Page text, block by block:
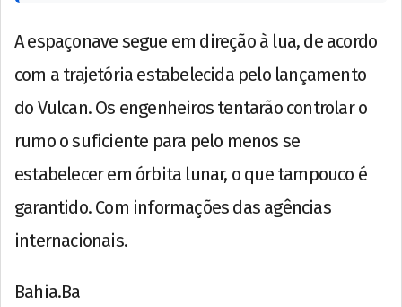
A espaçonave segue em direção à lua, de acordo
com a trajetória estabelecida pelo lançamento
do Vulcan. Os engenheiros tentarão controlar o
rumo o suficiente para pelo menos se
estabelecer em órbita lunar, o que tampouco é
garantido. Com informações das agências
internacionais.
Bahia.Ba